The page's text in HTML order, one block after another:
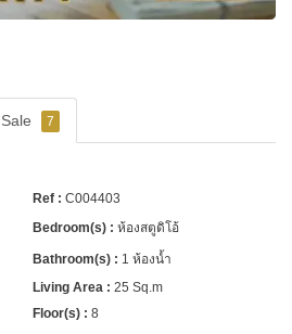
7
C004403
ห้องสตูดิโอ้
1 ห้องน้ำ
25 Sq.m
8